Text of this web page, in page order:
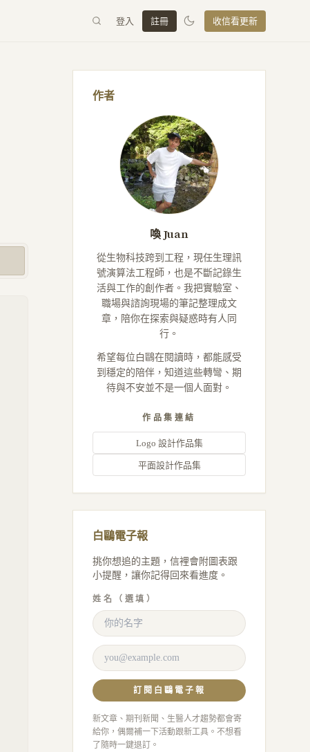
登入 註冊 收信看更新
作者
喚 Juan
從生物科技跨到工程，現任生理訊
號演算法工程師，也是不斷記錄生
活與工作的創作者。我把實驗室、
職場與諮詢現場的筆記整理成文
章，陪你在探索與疑惑時有人同
行。
希望每位白鷗在閱讀時，都能感受
到穩定的陪伴，知道這些轉彎、期
待與不安並不是一個人面對。
作品集連結
Logo 設計作品集
平面設計作品集
白鷗電子報
挑你想追的主題，信裡會附圖表跟
小提醒，讓你記得回來看進度。
姓名（選填）
訂閱白鷗電子報
新文章、期刊新聞、生醫人才趨勢都會寄
給你，偶爾補一下活動跟新工具。不想看
了隨時一鍵退訂。